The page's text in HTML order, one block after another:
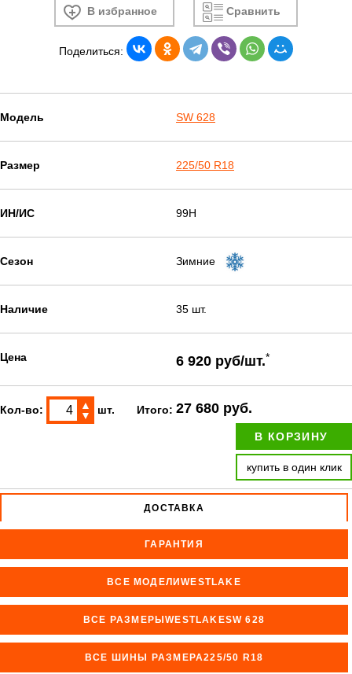
В избранное Сравнить
Поделиться:
Модель SW 628
Размер 225/50 R18
ИН/ИС 99H
Сезон Зимние
Наличие 35 шт.
Цена 6 920 руб/шт.*
Кол-во:
▲
▼
шт. Итого: 27 680 руб.
В КОРЗИНУ
купить в один клик
ДОСТАВКА
ГАРАНТИЯ
ВСЕ МОДЕЛИWESTLAKE
ВСЕ РАЗМЕРЫWESTLAKESW 628
ВСЕ ШИНЫ РАЗМЕРА225/50 R18